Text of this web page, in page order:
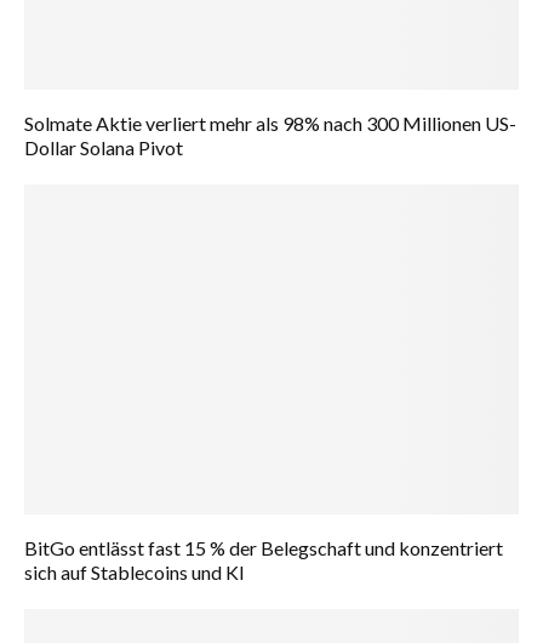
Solmate Aktie verliert mehr als 98% nach 300 Millionen US-
Dollar Solana Pivot
BitGo entlässt fast 15 % der Belegschaft und konzentriert
sich auf Stablecoins und KI